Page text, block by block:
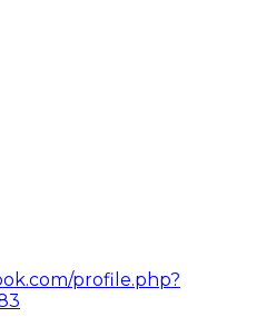
profile.php?